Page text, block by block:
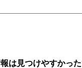
は見つけやすかっ